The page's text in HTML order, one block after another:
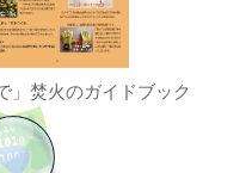
」焚火のガイドブック